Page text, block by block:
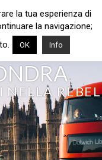
NELLA REBEL
la tua esperienza di
la navigazione;
OK Info